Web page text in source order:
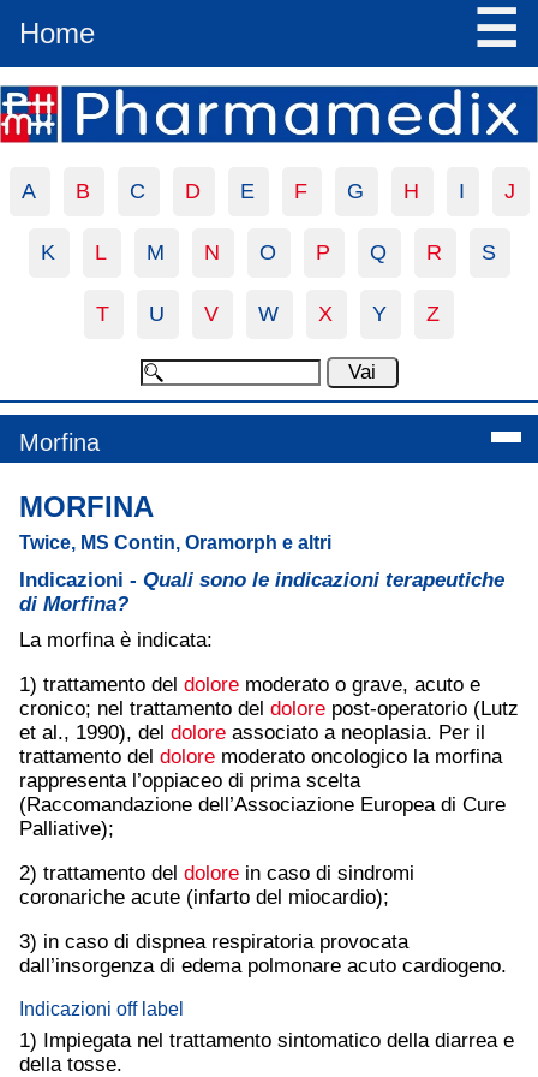
Home ☰
A B C D E F G H I J
K L M N O P Q R S
T U V W X Y Z
Morfina
MORFINA
Twice, MS Contin, Oramorph e altri
Indicazioni - Quali sono le indicazioni terapeutiche
di Morfina?
La morfina è indicata:
1) trattamento del dolore moderato o grave, acuto e
cronico; nel trattamento del dolore post-operatorio (Lutz
et al., 1990), del dolore associato a neoplasia. Per il
trattamento del dolore moderato oncologico la morfina
rappresenta l’oppiaceo di prima scelta
(Raccomandazione dell’Associazione Europea di Cure
Palliative);
2) trattamento del dolore in caso di sindromi
coronariche acute (infarto del miocardio);
3) in caso di dispnea respiratoria provocata
dall’insorgenza di edema polmonare acuto cardiogeno.
Indicazioni off label
1) Impiegata nel trattamento sintomatico della diarrea e
della tosse.